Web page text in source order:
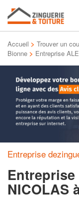
Accueil > Trouver un
Bionne > Entreprise
Entreprise
Entreprise
NICOLAS